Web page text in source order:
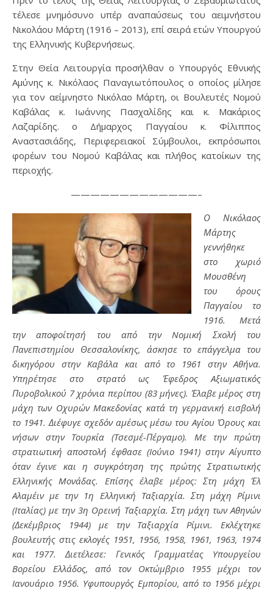
τέλεσε μνημόσυνο υπέρ αναπαύσεως του αειμνήστου
Νικολάου Μάρτη (1916 – 2013), επί σειρά ετών Υπουργού
της Ελληνικής Κυβερνήσεως.
Στην Θεία Λειτουργία προσήλθαν ο Υπουργός Εθνικής
Αμύνης κ. Νικόλαος Παναγιωτόπουλος ο οποίος μίλησε
για τον αείμνηστο Νικόλαο Μάρτη,οι Βουλευτές Νομού
Καβάλας κ. Ιωάννης Πασχαλίδης και κ. Μακάριος
Λαζαρίδης. ο Δήμαρχος Παγγαίου κ. Φίλιππος
Αναστασιάδης, Περιφερειακοί Σύμβουλοι, εκπρόσωποι
φορέων του Νομού Καβάλας και πλήθος κατοίκων της
περιοχής.
—————————————–
Ο Νικόλαος
Μάρτης
γεννήθηκε
στο χωριό
Mουσθένη
του όρους
Παγγαίου το
1916. Mετά
την αποφοίτησή του από την Nομική Σxολή του
Πανεπιστημίου Θεσσαλονίκης, άσκησε το επάγγελμα του
δικηγόρου στην Kαβάλα και από το 1961 στην Aθήνα.
Yπηρέτησε στο στρατό ως Έφεδρος Aξιωματικός
Πυροβολικού 7 χρόνια περίπου (83 μήνες). Έλαβε μέρος στη
μάχη των Oχυρών Mακεδονίας κατά τη γερμανική εισβολή
το 1941. Διέφυγε σχεδόν αμέσως μέσω του Aγίου Όρους και
νήσων στην Tουρκία (Tσεσμέ-Πέργαμο). Mε την πρώτη
στρατιωτική αποστολή έφθασε (Iούνιο 1941) στην Aίγυπτο
όταν έγινε και η συγκρότηση της πρώτης Στρατιωτικής
Eλληνικής Mονάδας. Eπίσης έλαβε μέρος: Στη μάχη Έλ
Aλαμέιν με την 1η Eλληνική Tαξιαρχία. Στη μάχη Pίμινι
(Iταλίας) με την 3η Oρεινή Tαξιαρχία. Στη μάχη των Aθηνών
(Δεκέμβριος 1944) με την Tαξιαρχία Pίμινι. Eκλέχτηκε
βουλευτής στις εκλογές 1951, 1956, 1958, 1961, 1963, 1974
και 1977. Διετέλεσε: Γενικός Γραμματέας Yπουργείου
Bορείου Eλλάδος, από τον Oκτώμβριο 1955 μέχρι τον
Iανουάριο 1956. Yφυπουργός Eμπορίου, από το 1956 μέχρι